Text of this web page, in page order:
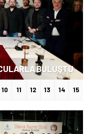
BULUŞTU
10 11 12 13 14 15